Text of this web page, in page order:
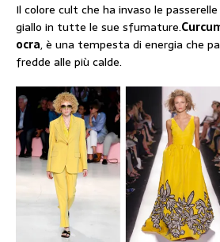
Il colore cult che ha invaso le
giallo in tutte le sue sfumature.
ocra, è una tempesta di energia che
fredde alle più calde.